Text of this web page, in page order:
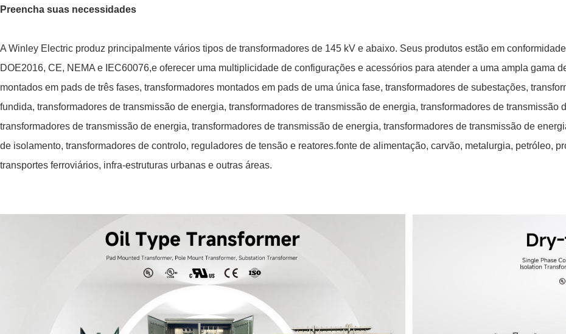
Preencha suas necessidades
A Winley Electric produz principalmente vários tipos de transformadores de 145 kV e abaixo. Seus produtos estão em
DOE2016, CE, NEMA e IEC60076,e oferecer uma multiplicidade de configurações e acessórios para atender a uma ampla gama
montados em pads de três fases, transformadores montados em pads de uma única fase, transformadores de subestações,
fundida, transformadores de transmissão de energia, transformadores de transmissão de energia, transformadores de transmissão
transformadores de transmissão de energia, transformadores de transmissão de energia, transformadores de transmissão de
de isolamento, transformadores de controlo, reguladores de tensão e reatores.fonte de alimentação, carvão, metalurgia, petróleo,
transportes ferroviários, infra-estruturas urbanas e outras áreas.